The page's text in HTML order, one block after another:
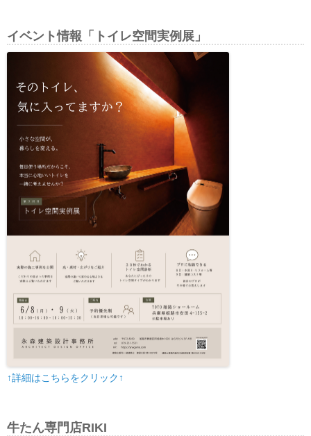
イベント情報「トイレ空間実例展」
↑詳細はこちらをクリック↑
牛たん専門店RIKI